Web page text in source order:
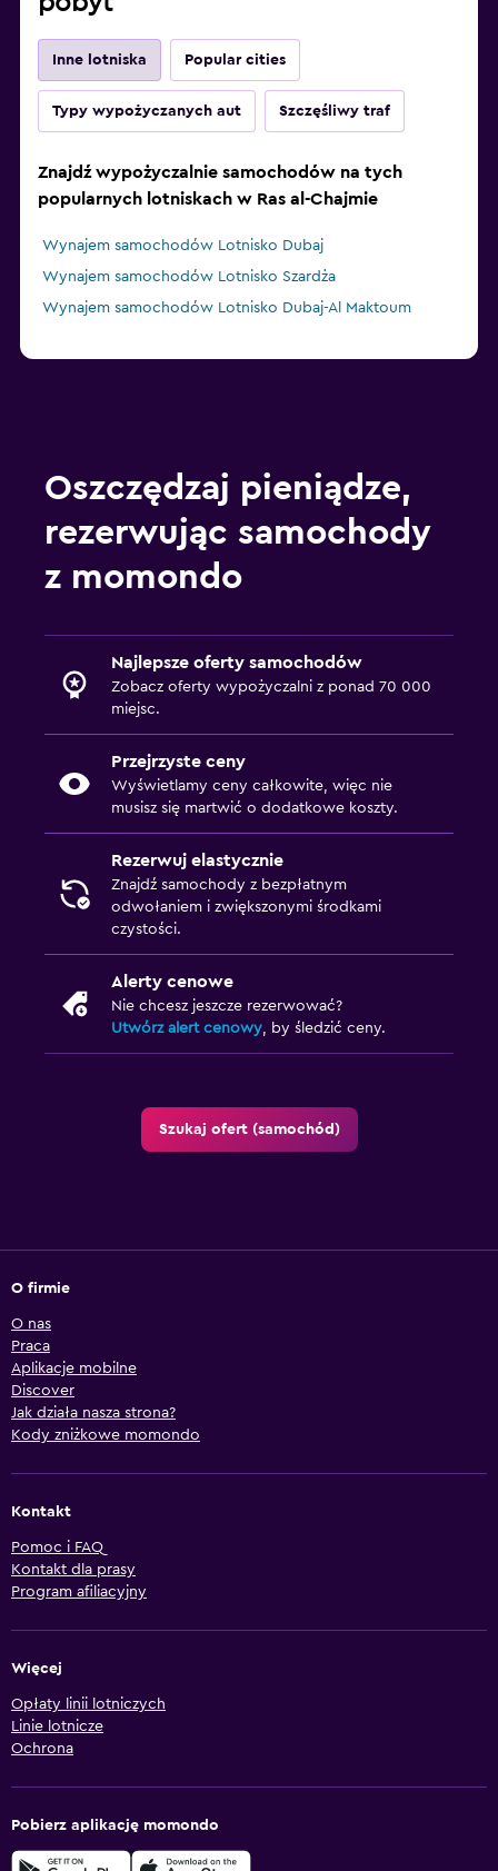
Inne lotniska Popular cities
Typy wypożyczanych aut Szczęśliwy traf
Znajdź wypożyczalnie samochodów na tych
popularnych lotniskach w Ras al-Chajmie
Wynajem samochodów Lotnisko Dubaj
Wynajem samochodów Lotnisko Szardża
Wynajem samochodów Lotnisko Dubaj-Al Maktoum
Oszczędzaj pieniądze,
rezerwując samochody
z momondo
Najlepsze oferty samochodów
Zobacz oferty wypożyczalni z ponad 70 000
miejsc.
Przejrzyste ceny
Wyświetlamy ceny całkowite, więc nie
musisz się martwić o dodatkowe koszty.
Rezerwuj elastycznie
Znajdź samochody z bezpłatnym
odwołaniem i zwiększonymi środkami
czystości.
Alerty cenowe
Nie chcesz jeszcze rezerwować?
Utwórz alert cenowy, by śledzić ceny.
Szukaj ofert (samochód)
O firmie
O nas
Praca
Aplikacje mobilne
Discover
Jak działa nasza strona?
Kody zniżkowe momondo
Kontakt
Pomoc i FAQ
Kontakt dla prasy
Program afiliacyjny
Więcej
Opłaty linii lotniczych
Linie lotnicze
Ochrona
Pobierz aplikację momondo